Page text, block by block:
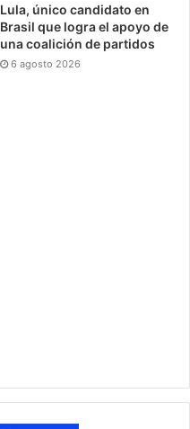
Lula, único candidato en
Brasil que logra el apoyo de
una coalición de partidos
6 agosto 2026